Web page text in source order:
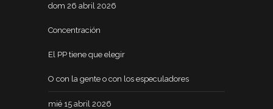
dom 26 abril 2026
Concentración
El PP tiene que elegir
O con la gente o con los especuladores
mié 15 abril 2026